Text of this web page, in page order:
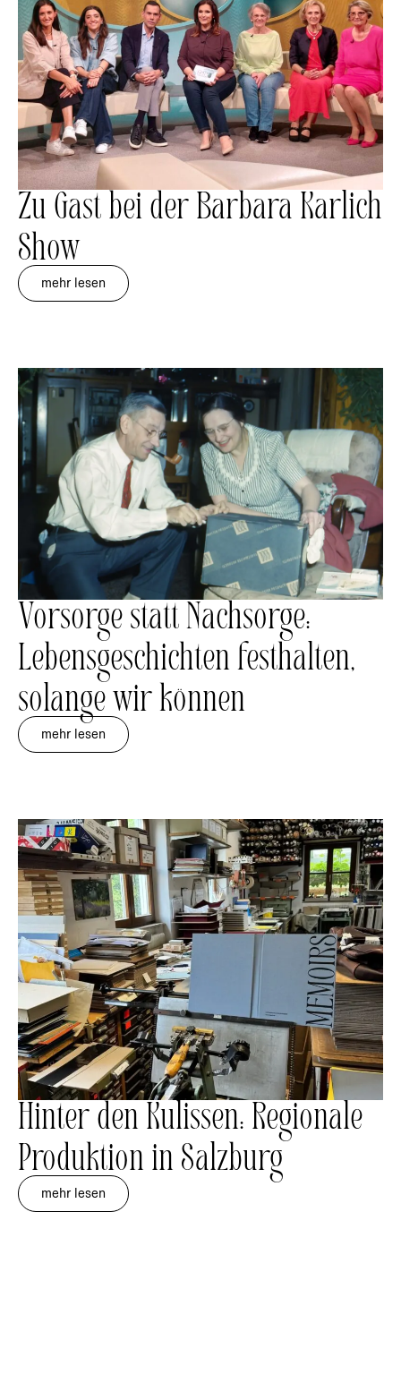
Zu Gast bei der Barbara Karlich
Show
mehr lesen
Vorsorge statt Nachsorge:
Lebensgeschichten festhalten,
solange wir können
mehr lesen
Hinter den Kulissen: Regionale
Produktion in Salzburg
mehr lesen